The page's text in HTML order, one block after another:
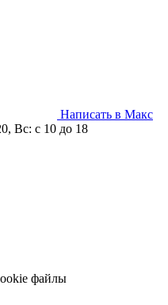
Написать в Макс
Вс: с 10 до 18
файлы